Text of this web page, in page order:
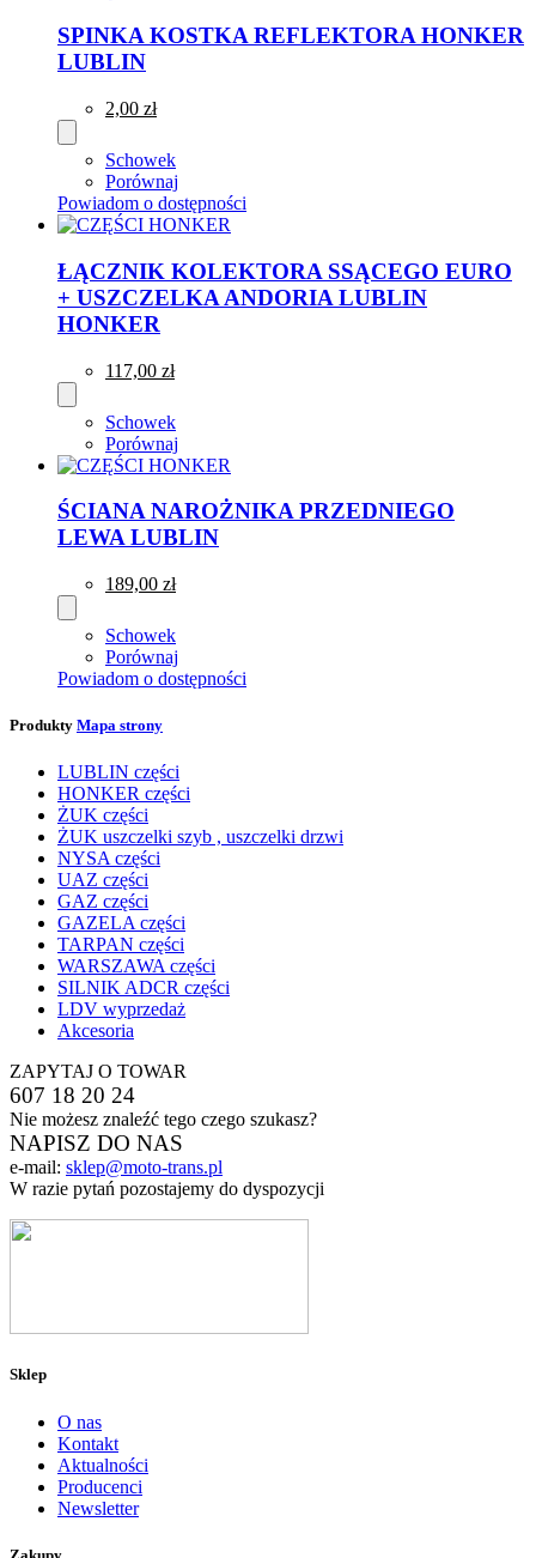
SPINKA KOSTKA REFLEKTORA HONKER
LUBLIN
2,00 zł
Schowek
Porównaj
Powiadom o dostępności
ŁĄCZNIK KOLEKTORA SSĄCEGO EURO
+ USZCZELKA ANDORIA LUBLIN
HONKER
117,00 zł
Schowek
Porównaj
ŚCIANA NAROŻNIKA PRZEDNIEGO
LEWA LUBLIN
189,00 zł
Schowek
Porównaj
Powiadom o dostępności
Produkty Mapa strony
LUBLIN części
HONKER części
ŻUK części
ŻUK uszczelki szyb , uszczelki drzwi
NYSA części
UAZ części
GAZ części
GAZELA części
TARPAN części
WARSZAWA części
SILNIK ADCR części
LDV wyprzedaż
Akcesoria
ZAPYTAJ O TOWAR
607 18 20 24
Nie możesz znaleźć tego czego szukasz?
NAPISZ DO NAS
e-mail: sklep@moto-trans.pl
W razie pytań pozostajemy do dyspozycji
Sklep
O nas
Kontakt
Aktualności
Producenci
Newsletter